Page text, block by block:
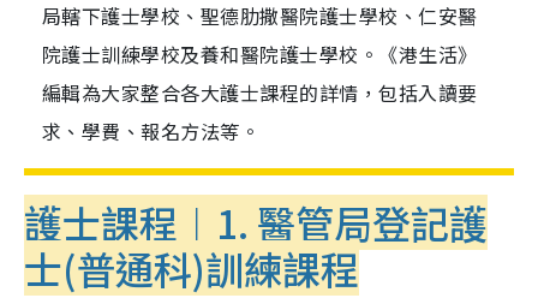
局轄下護士學校、聖德肋撒醫院護士學校、仁安醫
院護士訓練學校及養和醫院護士學校。《港生活》
編輯為大家整合各大護士課程的詳情，包括入讀要
求、學費、報名方法等。
護士課程︱1. 醫管局登記護
士(普通科)訓練課程